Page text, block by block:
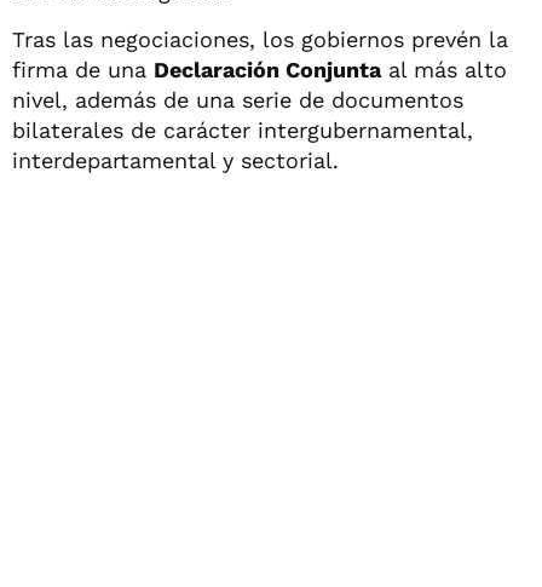
Tras las negociaciones, los gobiernos prevén la
firma de una Declaración Conjuntaal más alto
nivel, además de una serie de documentos
bilaterales de carácter intergubernamental,
interdepartamental y sectorial.